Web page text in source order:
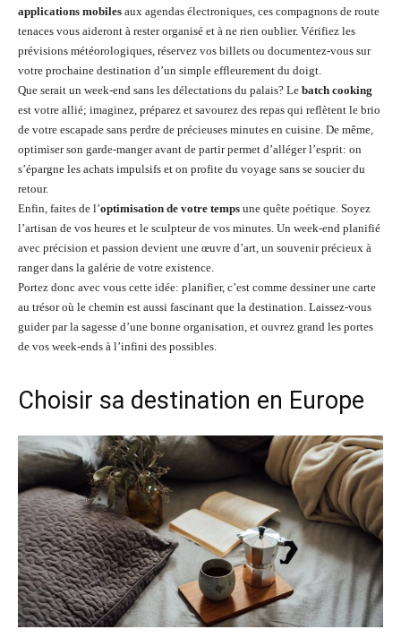
applications mobiles aux agendas électroniques, ces compagnons de route
tenaces vous aideront à rester organisé et à ne rien oublier. Vérifiez les
prévisions météorologiques, réservez vos billets ou documentez-vous sur
votre prochaine destination d’un simple effleurement du doigt.
Que serait un week-end sans les délectations du palais? Le batch cooking
est votre allié; imaginez, préparez et savourez des repas qui reflètent le brio
de votre escapade sans perdre de précieuses minutes en cuisine. De même,
optimiser son garde-manger avant de partir permet d’alléger l’esprit: on
s’épargne les achats impulsifs et on profite du voyage sans se soucier du
retour.
Enfin, faites de l’optimisation de votre temps une quête poétique. Soyez
l’artisan de vos heures et le sculpteur de vos minutes. Un week-end planifié
avec précision et passion devient une œuvre d’art, un souvenir précieux à
ranger dans la galérie de votre existence.
Portez donc avec vous cette idée: planifier, c’est comme dessiner une carte
au trésor où le chemin est aussi fascinant que la destination. Laissez-vous
guider par la sagesse d’une bonne organisation, et ouvrez grand les portes
de vos week-ends à l’infini des possibles.
Choisir sa destination en Europe